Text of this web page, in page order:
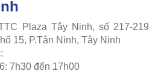
Plaza Tây Ninh, số 217-219
15, P.Tân Ninh, Tây Ninh
7h30 đến 17h00